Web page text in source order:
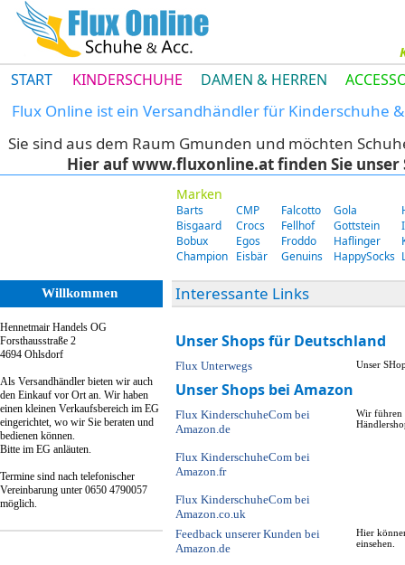
START KINDERSCHUHE DAMEN & HERREN
Flux Online ist ein Versandhändler für Kinderschuhe
Sie sind aus dem Raum Gmunden und möchten
Hier auf www.fluxonline.at finden Sie
Marken
Barts
Bisgaard
Bobux
Champion
CMP
Crocs
Egos
Eisbär
Falcotto
Fellhof
Froddo
Genuins
Gola
Gottstein
Haflinger
HappySocks
Willkommen
Hennetmair Handels OG
Forsthausstraße 2
4694 Ohlsdorf
Als Versandhändler bieten wir auch
den Einkauf vor Ort an. Wir haben
einen kleinen Verkaufsbereich im EG
eingerichtet, wo wir Sie beraten und
bedienen können.
Bitte im EG anläuten.
Termine sind nach telefonischer
Vereinbarung unter 0650 4790057
möglich.
Interessante Links
Unser Shops für Deutschland
Flux Unterwegs Unser
Unser Shops bei Amazon
Flux KinderschuheCom bei
Amazon.de
Flux KinderschuheCom bei
Amazon.fr
Flux KinderschuheCom bei
Amazon.co.uk
Wir führen
Feedback unserer Kunden bei
Amazon.de
Hier
einsehen.